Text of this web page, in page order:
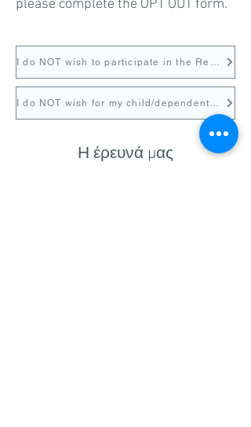
please complete the OPT OUT form.
I do NOT wish to participate in the Registry
I do NOT wish for my child/dependent to participate
Η έρευνά μας